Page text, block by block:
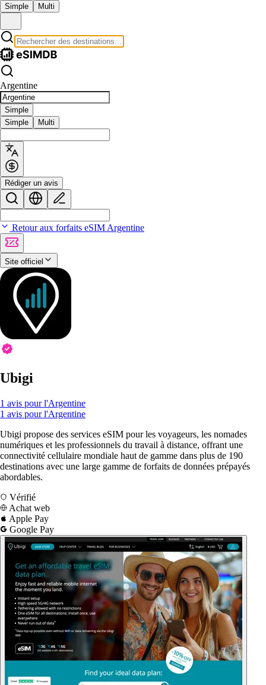
Simple Multi
Argentine
Simple
Simple
Multi
Rédiger un avis
Retour aux forfaits eSIM Argentine
Site officiel
Ubigi
1 avis pour l'Argentine
1 avis pour l'Argentine
Ubigi propose des services eSIM pour les voyageurs, les nomades
numériques et les professionnels du travail à distance, offrant une
connectivité cellulaire mondiale haut de gamme dans plus de 190
destinations avec une large gamme de forfaits de données prépayés
abordables.
Vérifié
Achat web
Apple Pay
Google Pay